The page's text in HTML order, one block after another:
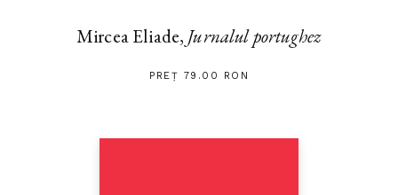
Mircea Eliade, Jurnalul portughez
PREȚ 79.00 RON